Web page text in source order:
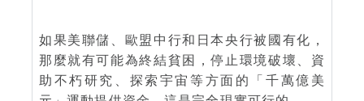
如果美聯儲、歐盟中行和日本央行被國有化，
那麼就有可能為終結貧困，停止環境破壞、資
助不朽研究、探索宇宙等方面的「千萬億美